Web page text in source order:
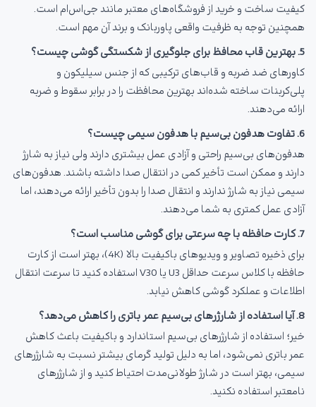
کیفیت ساخت و خرید از فروشگاه‌های معتبر مانند جی‌اس‌ام است.
همچنین توجه به ظرفیت واقعی پاوربانک و برند آن مهم است.
5. بهترین قاب محافظ برای جلوگیری از شکستگی گوشی چیست؟
کاورهای ضد ضربه و قاب‌های ترکیبی که از جنس سیلیکون و
پلی‌کربنات ساخته شده‌اند بهترین محافظت را در برابر سقوط و ضربه
ارائه می‌دهند.
6. تفاوت هدفون بی‌سیم با هدفون سیمی چیست؟
هدفون‌های بی‌سیم راحتی و آزادی عمل بیشتری دارند ولی نیاز به شارژ
دارند و ممکن است تأخیر کمی در انتقال صدا داشته باشند. هدفون‌های
سیمی نیاز به شارژ ندارند و انتقال صدا را بدون تأخیر ارائه می‌دهند، اما
آزادی عمل کمتری به شما می‌دهند.
7. کارت حافظه با چه سرعتی برای گوشی مناسب است؟
برای ذخیره تصاویر و ویدیوهای باکیفیت بالا (4K)، بهتر است از کارت
حافظه با کلاس سرعت حداقل U3 یا V30 استفاده کنید تا سرعت انتقال
اطلاعات و عملکرد گوشی کاهش نیابد.
8. آیا استفاده از شارژرهای بی‌سیم عمر باتری را کاهش می‌دهد؟
خیر؛ استفاده از شارژرهای بی‌سیم استاندارد و باکیفیت باعث کاهش
عمر باتری نمی‌شود، اما به دلیل تولید گرمای بیشتر نسبت به شارژرهای
سیمی، بهتر است در شارژ طولانی‌مدت احتیاط کنید و از شارژرهای
نامعتبر استفاده نکنید.